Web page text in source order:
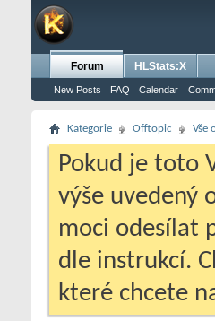
Forum
New Posts FAQ Calendar
HLStats:X
Kategorie Offtopic Vše
Pokud je toto
výše uvedený
moci odesílat
dle instrukcí.
které chcete